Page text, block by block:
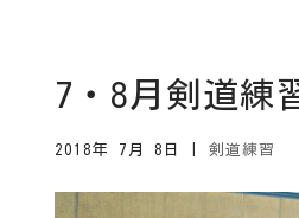
7・8月剣道練
2018年 7月 8日 剣道練習